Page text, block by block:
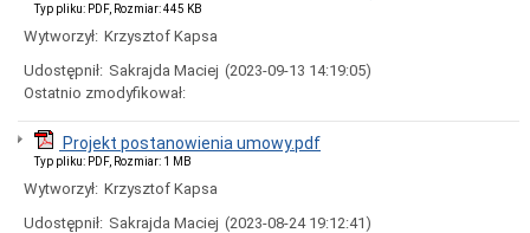
Majątek
Sprawozdania
finansowe
Dokumentacje
kontroli
Dokumentacje
kontroli
Załatwianie
spraw
Typ pliku: PDF, Rozmiar: 445 KB
Wytworzył: Krzysztof Kapsa
Udostępnił: Sakrajda Maciej (2023-09-13 14:19:05)
Ostatnio zmodyfikował:
Projekt postanowienia umowy.pdf
Typ pliku: PDF, Rozmiar: 1 MB
Wytworzył: Krzysztof Kapsa
Udostępnił: Sakrajda Maciej (2023-08-24 19:12:41)